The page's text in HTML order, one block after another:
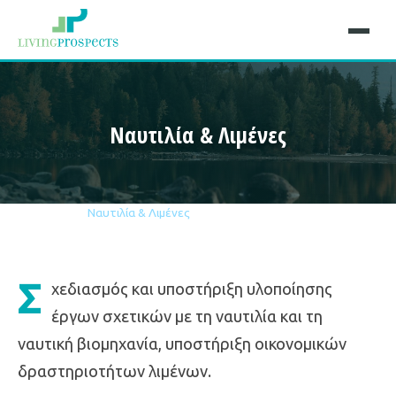
Ναυτιλία & Λιμένες
Ναυτιλία & Λιμένες
Σ χεδιασμός και υποστήριξη υλοποίησης
έργων σχετικών με τη ναυτιλία και τη
ναυτική βιομηχανία, υποστήριξη οικονομικών
δραστηριοτήτων λιμένων.